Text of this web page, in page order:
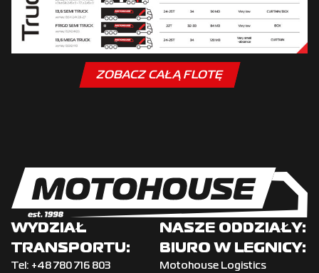
ZOBACZ CAŁĄ FLOTĘ
WYDZIAŁ
TRANSPORTU:
Tel: +‌48 780 716 803
NASZE ODDZIAŁY:
BIURO W LEGNICY:
Motohouse Logistics